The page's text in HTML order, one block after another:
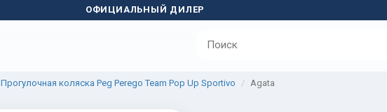
ОФИЦИАЛЬНЫЙ ДИЛЕР
Прогулочная коляска Peg Perego Team Pop Up Sportivo Agata